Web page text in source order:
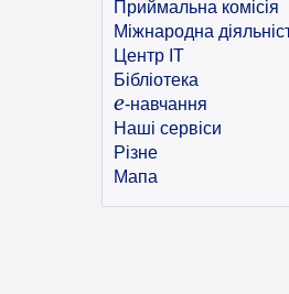
Приймальна комісія
Міжнародна
Центр ІТ
Бібліотека
e-навчання
Наші сервіси
Різне
Мапа